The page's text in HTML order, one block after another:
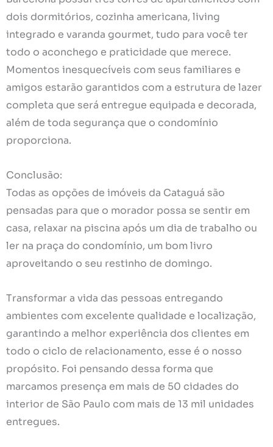
dois dormitórios, cozinha americana, living
integrado e varanda gourmet, tudo para você ter
todo o aconchego e praticidade que merece.
Momentos inesquecíveis com seus familiares e
amigos estarão garantidos com a estrutura de lazer
completa que será entregue equipada e decorada,
além de toda segurança que o condomínio
proporciona.
Conclusão:
Todas as opções de imóveis da Cataguá são
pensadas para que o morador possa se sentir em
casa, relaxar na piscina após um dia de trabalho ou
ler na praça do condomínio, um bom livro
aproveitando o seu restinho de domingo.
Transformar a vida das pessoas entregando
ambientes com excelente qualidade e localização,
garantindo a melhor experiência dos clientes em
todo o ciclo de relacionamento, esse é o nosso
propósito. Foi pensando dessa forma que
marcamos presença em mais de 50 cidades do
interior de São Paulo com mais de 13 mil unidades
entregues.